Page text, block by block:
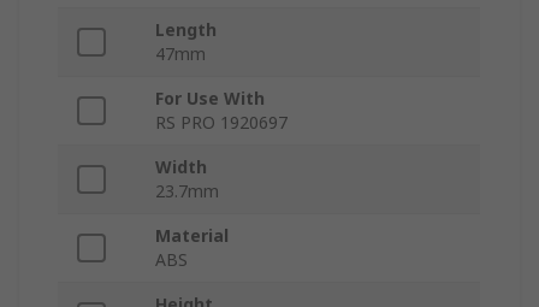
Length
47mm
For Use With
RS PRO 1920697
Width
23.7mm
Material
ABS